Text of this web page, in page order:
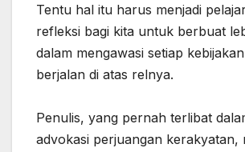
Tentu hal itu harus menjadi
refleksi bagi kita untuk berbuat
dalam mengawasi setiap
berjalan di atas relnya.
‎Penulis, yang pernah terlibat
advokasi perjuangan kerakyatan,